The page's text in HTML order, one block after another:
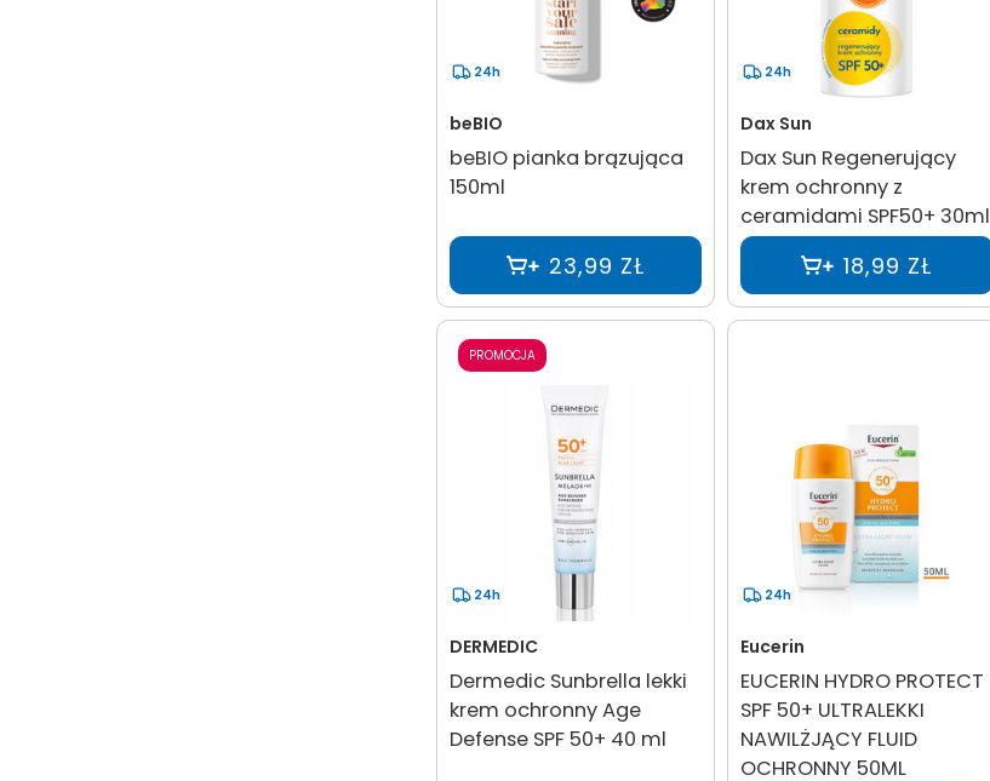
24h
beBIO
beBIO pianka brązująca
150ml
23,99 ZŁ
24h
Dax Sun
Dax Sun Regenerujący
krem ochronny z
ceramidami SPF50+ 30ml
18,99 ZŁ
PROMOCJA
24h
DERMEDIC
Dermedic Sunbrella lekki
krem ochronny Age
Defense SPF 50+ 40 ml
24h
Eucerin
EUCERIN HYDRO PROTECT
SPF 50+ ULTRALEKKI
NAWILŻJĄCY FLUID
OCHRONNY 50ML